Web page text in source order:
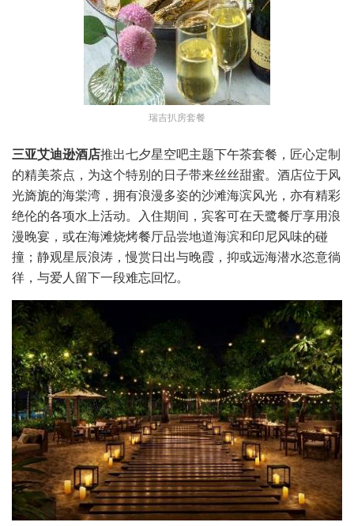
瑞吉扒房套餐
三亚艾迪逊酒店推出七夕星空吧主题下午茶套餐，匠心定制
的精美茶点，为这个特别的日子带来丝丝甜蜜。酒店位于风
光旖旎的海棠湾，拥有浪漫多姿的沙滩海滨风光，亦有精彩
绝伦的各项水上活动。入住期间，宾客可在天鹭餐厅享用浪
漫晚宴，或在海滩烧烤餐厅品尝地道海滨和印尼风味的碰
撞；静观星辰浪涛，慢赏日出与晚霞，抑或远海潜水恣意徜
徉，与爱人留下一段难忘回忆。